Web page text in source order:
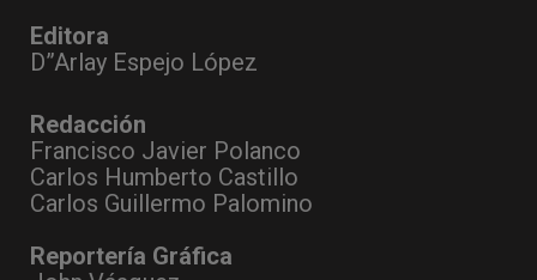
Editora
D”Arlay Espejo López
Redacción
Francisco Javier Polanco
Carlos Humberto Castillo
Carlos Guillermo Palomino
Reportería Gráfica